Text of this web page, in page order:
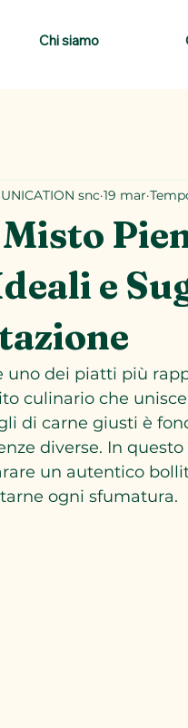
Chi siamo
e
snc 19 mar
uno dei piatti più
culinario che
di carne giusti è
diverse. In
un autentico
ogni sfumatura.